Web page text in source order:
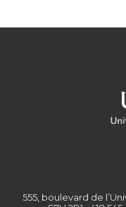
555, boulevard de